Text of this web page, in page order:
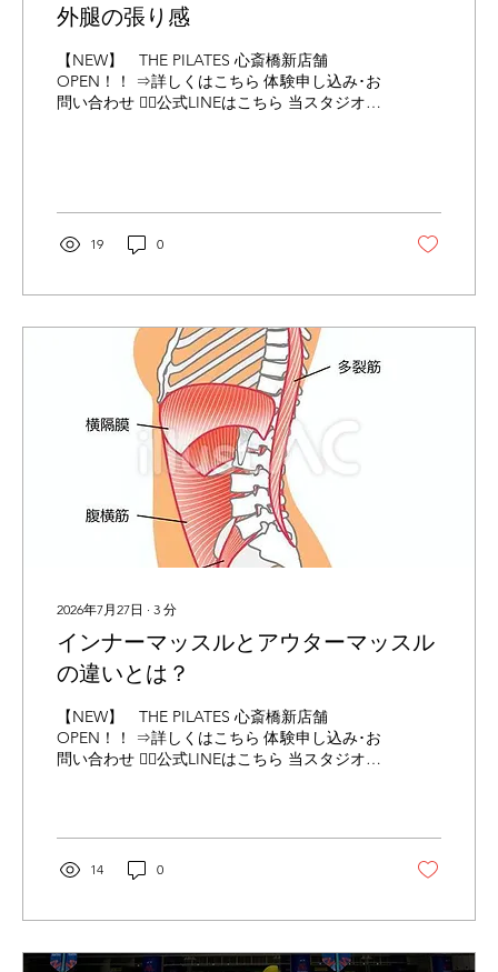
外腿の張り感
【NEW】 THE PILATES 心斎橋新店舗
OPEN！！ ⇒詳しくはこちら 体験申し込み･お
問い合わせ 👉🏻公式LINEはこちら 当スタジオは
ください👀 こんにちは、土肥です🌞 お体のお
硬く盛り上がって見えたり、張っているよう
因が考えられます。 【張り感の主な原因】 ・
筋肉（大腿筋膜張筋や外側広筋）が発達した
り緊張している。 ・お尻の筋肉が上手く使え
ていない →本来お尻が担う動きを外腿が代償
していることがある。 ・股関節や足首の硬さ
→可動域が狭いことで外側に負担が集中す
る。 ・骨盤や姿勢の影響 →反り腰やX脚、Ｏ
脚傾向でも外腿が張りやすくなる。 外腿の張
り感が気になる方はぜひ一度、THE PILATES
でピラティスを受けてみませんか？...
19 0
2026年7月27日 ∙ 3 分
インナーマッスルとアウターマッスル
の違いとは？
【NEW】 THE PILATES 心斎橋新店舗
OPEN！！ ⇒詳しくはこちら 体験申し込み･お
問い合わせ 👉🏻公式LINEはこちら 当スタジオは
今回はインナーマッスルとアウターマッスル
の違いについてです。 よく「インナーマッス
ルを鍛えましょう」と聞いたことはあっても
る方は意外と少ないかもしれません。 どちら
も健康な体作りには欠かせない大切な筋肉で
14 0